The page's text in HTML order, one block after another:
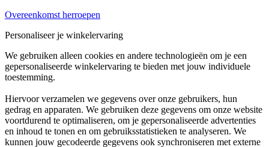
Overeenkomst herroepen
Personaliseer je winkelervaring
We gebruiken alleen cookies en andere technologieën om je een
gepersonaliseerde winkelervaring te bieden met jouw individuele
toestemming.
Hiervoor verzamelen we gegevens over onze gebruikers, hun
gedrag en apparaten. We gebruiken deze gegevens om onze website
voortdurend te optimaliseren, om je gepersonaliseerde advertenties
en inhoud te tonen en om gebruiksstatistieken te analyseren. We
kunnen jouw gecodeerde gegevens ook synchroniseren met externe